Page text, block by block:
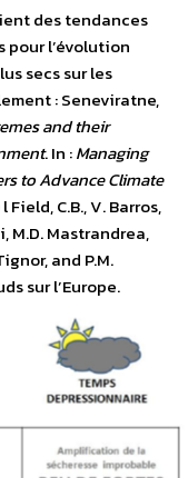
des tendances
pour l’évolution
secs sur les
: Seneviratne,
and their
. In :Managing
to Advance Climate
Field, C.B., V. Barros,
M.D. Mastrandrea,
and P.M.
sur l’Europe.